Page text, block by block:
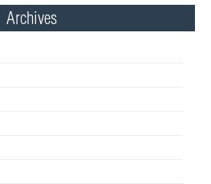
Archives